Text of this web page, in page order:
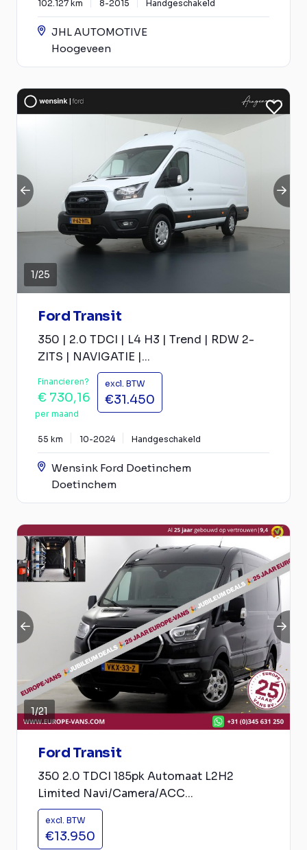
102.127 km 8-2015 Handgeschakeld
JHL AUTOMOTIVE
Hoogeveen
1/25
Ford Transit
350 | 2.0 TDCI | L4 H3 | Trend | RDW 2-
ZITS | NAVIGATIE |...
Financieren?
€ 730,16
per maand
excl. BTW
€31.450
55 km 10-2024 Handgeschakeld
Wensink Ford Doetinchem
Doetinchem
1/21
Ford Transit
350 2.0 TDCI 185pk Automaat L2H2
Limited Navi/Camera/ACC...
excl. BTW
€13.950